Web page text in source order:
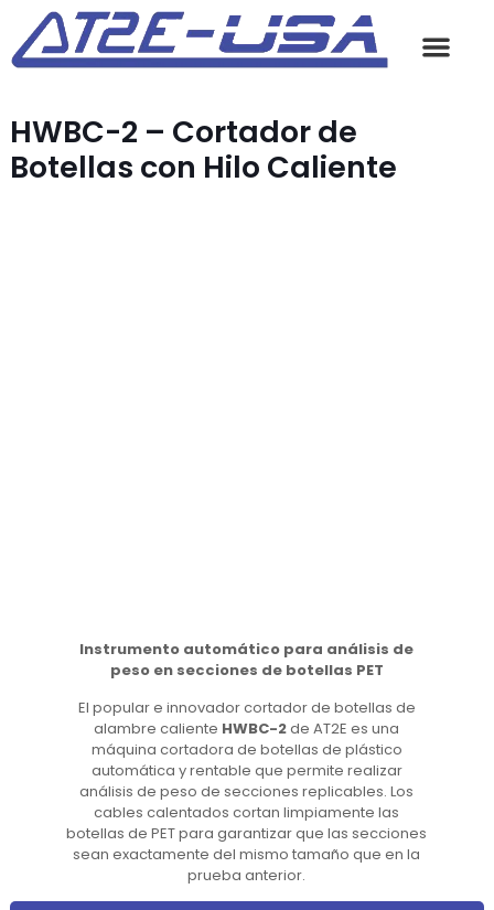
HWBC-2 – Cortador de
Botellas con Hilo Caliente
Instrumento automático para análisis de
peso en secciones de botellas PET
El popular e innovador cortador de botellas de
alambre caliente HWBC-2de AT2E es una
máquina cortadora de botellas de plástico
automática y rentable que permite realizar
análisis de peso de secciones replicables. Los
cables calentados cortan limpiamente las
botellas de PET para garantizar que las secciones
sean exactamente del mismo tamaño que en la
prueba anterior.